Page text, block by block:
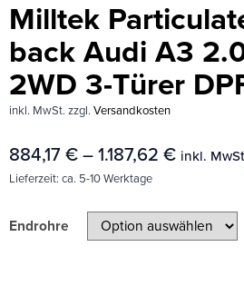
Milltek
back Audi A3
2WD 3-Türer
inkl. MwSt. zzgl. Versandkosten
884,17 € – 1.187,62 € inkl.
Lieferzeit: ca. 5-10 Werktage
Endrohre